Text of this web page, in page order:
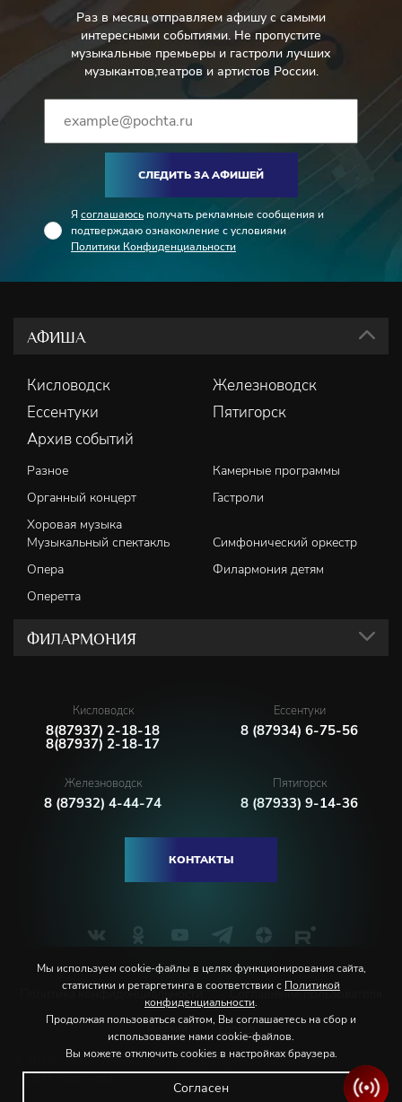
Раз в месяц отправляем афишу с самыми
интересными событиями. Не пропустите
музыкальные премьеры и гастроли лучших
музыкантов,театров и артистов России.
СЛЕДИТЬ ЗА АФИШЕЙ
Я соглашаюсь получать рекламные сообщения и
подтверждаю ознакомление с условиями
Политики Конфиденциальности
АФИША
Кисловодск
Железноводск
Ессентуки
Пятигорск
Архив событий
Разное
Камерные программы
Органный концерт
Гастроли
Хоровая музыка
Музыкальный спектакль
Симфонический оркестр
Опера
Филармония детям
Оперетта
ФИЛАРМОНИЯ
Кисловодск
8(87937) 2-18-18
8(87937) 2-18-17
Ессентуки
8 (87934) 6-75-56
Железноводск
8 (87932) 4-44-74
Пятигорск
8 (87933) 9-14-36
КОНТАКТЫ
Политика конфиденциальности Соглашение пользователя
© 2026 Северо-Кавказская государственная филармония
им. В.И. Сафонова
Мы используем cookie-файлы в целях функционирования сайта,
статистики и ретаргетинга в соответствии с Политикой
конфиденциальности.
Продолжая пользоваться сайтом, Вы соглашаетесь на сбор и
использование нами cookie-файлов.
Вы можете отключить cookies в настройках браузера.
Согласен